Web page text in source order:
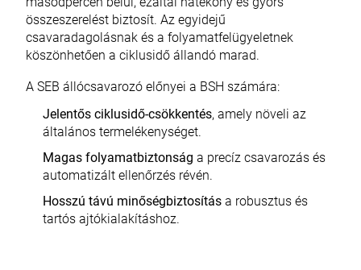
összeszerelést biztosít. Az egyidejű
csavaradagolásnak és a folyamatfelügyeletnek
köszönhetően a ciklusidő állandó marad.
A SEB állócsavarozó előnyei a BSH számára:
Jelentős ciklusidő-csökkentés, amely növeli az
általános termelékenységet.
Magas folyamatbiztonság a precíz csavarozás és
automatizált ellenőrzés révén.
Hosszú távú minőségbiztosítása robusztus és
tartós ajtókialakításhoz.